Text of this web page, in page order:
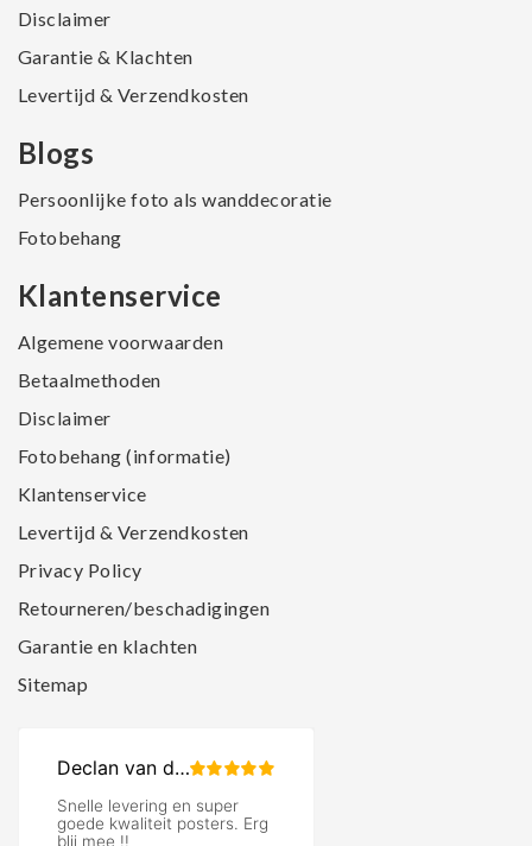
Disclaimer
Garantie & Klachten
Levertijd & Verzendkosten
Blogs
Persoonlijke foto als wanddecoratie
Fotobehang
Klantenservice
Algemene voorwaarden
Betaalmethoden
Disclaimer
Fotobehang (informatie)
Klantenservice
Levertijd & Verzendkosten
Privacy Policy
Retourneren/beschadigingen
Garantie en klachten
Sitemap